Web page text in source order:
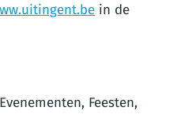
in de
Feesten,